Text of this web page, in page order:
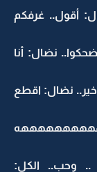
أقول.. غرفكم
نضال: أنا
خير.. نضال: اقطع
.. وحب.. الكل: